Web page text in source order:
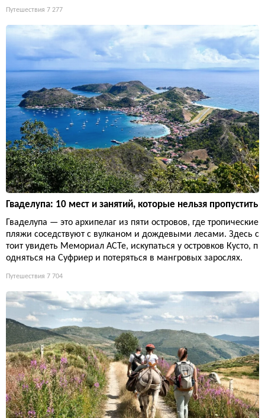
Путешествия 7 277
Гваделупа: 10 мест и занятий, которые нельзя пропустить
Гваделупа — это архипелаг из пяти островов, где тропические
пляжи соседствуют с вулканом и дождевыми лесами. Здесь с
тоит увидеть Мемориал ACTe, искупаться у островков Кусто, п
одняться на Суфриер и потеряться в мангровых зарослях.
Путешествия 7 704